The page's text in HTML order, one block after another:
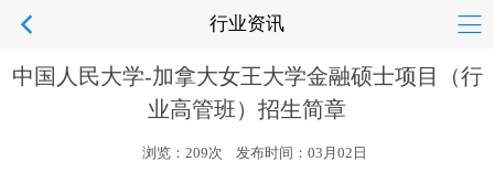
行业资讯
中国人民大学-加拿大女王大学金融硕士项目（行
业高管班）招生简章
浏览：209次 发布时间：03月02日